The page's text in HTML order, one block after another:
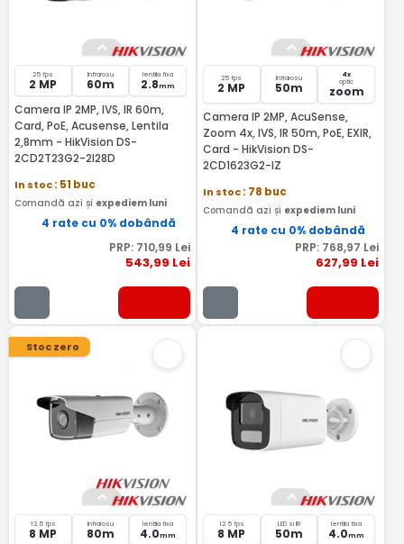
25 fps
2 MP
Infrarosu
60m
lentila fixa
2.8mm
Camera IP 2MP, IVS, IR 60m,
Card, PoE, Acusense, Lentila
2,8mm - HikVision DS-
2CD2T23G2-2I28D
In stoc: 51 buc
Comandă azi și expediem luni
4 rate cu 0% dobândă
PRP: 710,99 Lei
543,99 Lei
25 fps
2 MP
Infrarosu
50m
4x
optic
zoom
Camera IP 2MP, AcuSense,
Zoom 4x, IVS, IR 50m, PoE, EXIR,
Card - HikVision DS-
2CD1623G2-IZ
In stoc: 78 buc
Comandă azi și expediem luni
4 rate cu 0% dobândă
PRP: 768,97 Lei
627,99 Lei
Stoc zero
12.5 fps
8 MP
Infrarosu
80m
lentila fixa
4.0mm
12.5 fps
8 MP
LED si IR
50m
lentila fixa
4.0mm